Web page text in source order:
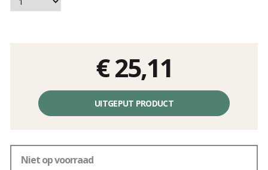
€ 25,11
Éénheidsprijs,
UITGEPUT PRODUCT
Niet op voorraad